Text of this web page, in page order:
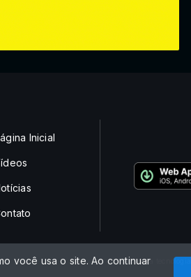
Inicial
Com a tecnologia
você usa o site. Ao continuar